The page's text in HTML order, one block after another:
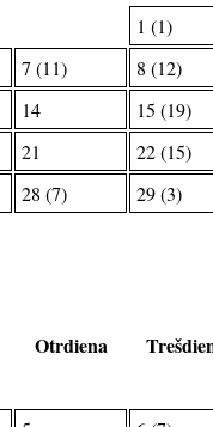
1 (1)
7 (11)
8 (12)
14
15 (19)
21
22 (15)
28 (7) 29 (3)
Otrdiena